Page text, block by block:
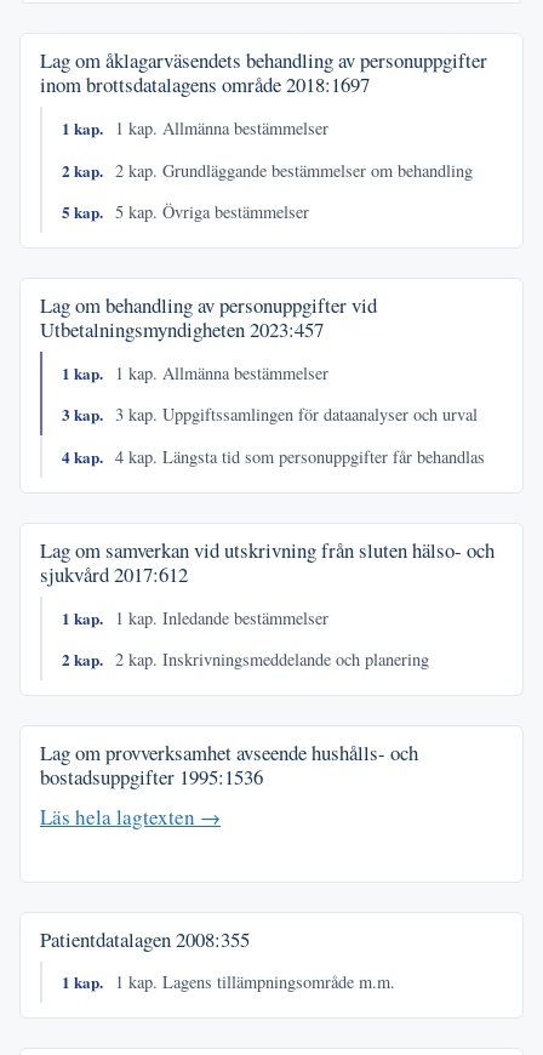
Lag om åklagarväsendets behandling av personuppgifter
inom brottsdatalagens område2018:1697
1 kap.
1 kap. Allmänna bestämmelser
2 kap. 2 kap. Grundläggande bestämmelser om behandling
5 kap. 5 kap. Övriga bestämmelser
Lag om behandling av personuppgifter vid
Utbetalningsmyndigheten2023:457
1 kap.
1 kap. Allmänna bestämmelser
3 kap. 3 kap. Uppgiftssamlingen för dataanalyser och urval
4 kap. 4 kap. Längsta tid som personuppgifter får behandlas
Lag om samverkan vid utskrivning från sluten hälso- och
sjukvård2017:612
1 kap.
1 kap. Inledande bestämmelser
2 kap. 2 kap. Inskrivningsmeddelande och planering
Lag om provverksamhet avseende hushålls- och
bostadsuppgifter 1995:1536
Läs hela lagtexten →
Patientdatalagen2008:355
1 kap. 1 kap. Lagens tillämpningsområde m.m.